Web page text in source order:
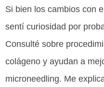
Si bien los cambios con
sentí curiosidad por
Consulté sobre
colágeno y ayudan a
microneedling. Me